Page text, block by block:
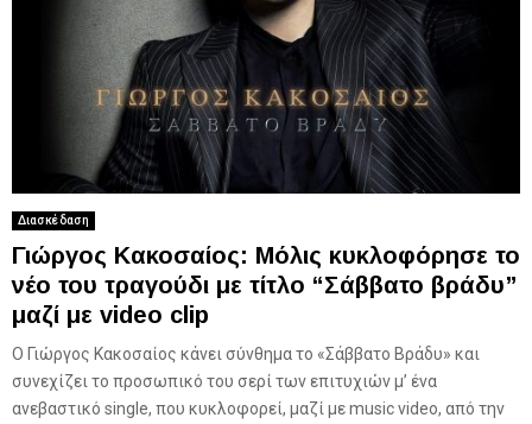
Διασκέδαση
Γιώργος Κακοσαίος: Μόλις κυκλοφόρησε το
νέο του τραγούδι με τίτλο “Σάββατο βράδυ”
μαζί με video clip
Ο Γιώργος Κακοσαίος κάνει σύνθημα το «Σάββατο Βράδυ» και
συνεχίζει το προσωπικό του σερί των επιτυχιών μ’ ένα
ανεβαστικό single, που κυκλοφορεί, μαζί με music video, από την